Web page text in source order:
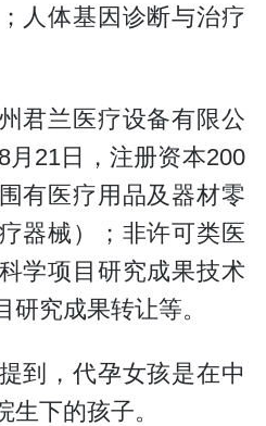
人体基因诊断与治疗
君兰医疗设备有限公
月21日，注册资本200
有医疗用品及器材零
器械）；非许可类医
学项目研究成果技术
究成果转让等。
到，代孕女孩是在中
生下的孩子。